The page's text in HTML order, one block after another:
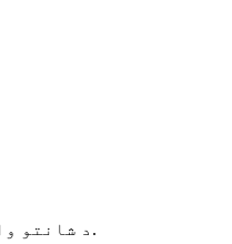
د شانتو وان هینګدا سوداګریز شرکت، ل.